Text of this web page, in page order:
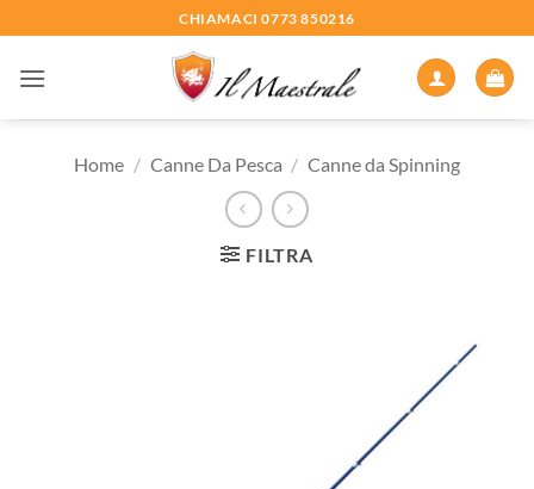
ai
contenuti
CHIAMACI 0773 850216
Home / Canne Da Pesca / Canne da Spinning
FILTRA